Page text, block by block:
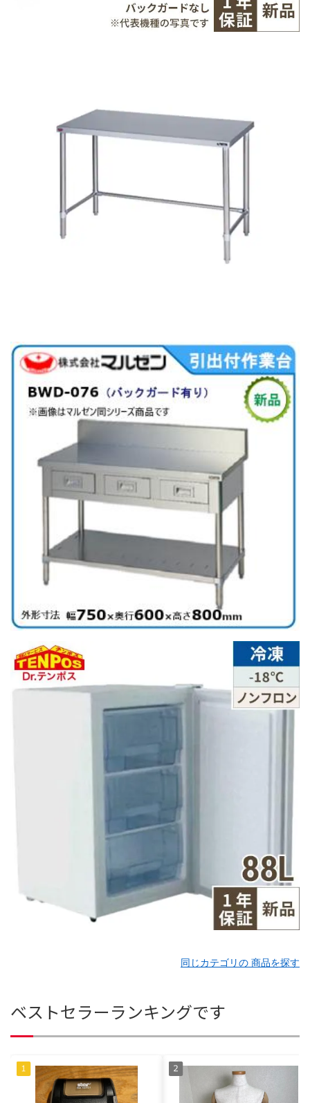
同じカテゴリの 商品を探す
ベストセラーランキングです